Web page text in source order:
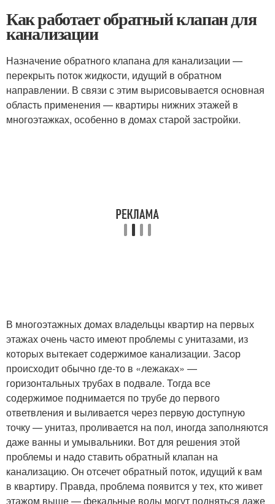
Как работает обратный клапан для
канализации
Назначение обратного клапана для канализации —
перекрыть поток жидкости, идущий в обратном
направлении. В связи с этим вырисовывается основная
область применения — квартиры нижних этажей в
многоэтажках, особенно в домах старой застройки.
В многоэтажных домах владельцы квартир на первых
этажах очень часто имеют проблемы с унитазами, из
которых вытекает содержимое канализации. Засор
происходит обычно где-то в «лежаках» —
горизонтальных трубах в подвале. Тогда все
содержимое поднимается по трубе до первого
ответвления и выливается через первую доступную
точку — унитаз, проливается на пол, иногда заполняются
даже ванны и умывальники. Вот для решения этой
проблемы и надо ставить обратный клапан на
канализацию. Он отсечет обратный поток, идущий к вам
в квартиру. Правда, проблема появится у тех, кто живет
этажом выше — фекальные воды могут подняться даже